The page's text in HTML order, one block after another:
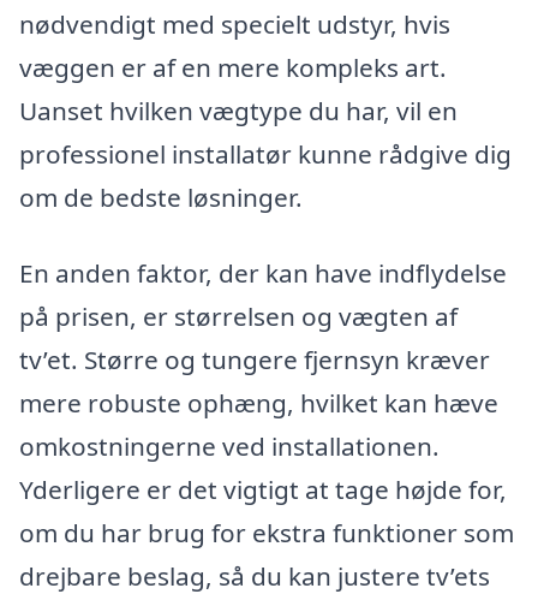
nødvendigt med specielt udstyr, hvis
væggen er af en mere kompleks art.
Uanset hvilken vægtype du har, vil en
professionel installatør kunne rådgive dig
om de bedste løsninger.
En anden faktor, der kan have indflydelse
på prisen, er størrelsen og vægten af
tv’et. Større og tungere fjernsyn kræver
mere robuste ophæng, hvilket kan hæve
omkostningerne ved installationen.
Yderligere er det vigtigt at tage højde for,
om du har brug for ekstra funktioner som
drejbare beslag, så du kan justere tv’ets